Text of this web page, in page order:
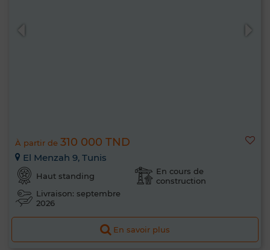
À partir de 310 000 TND
El Menzah 9, Tunis
Haut standing
En cours de
construction
Livraison: septembre
2026
En savoir plus